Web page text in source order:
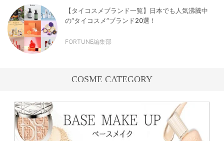
【タイコスメブランド一覧】日本でも人気沸騰中
の“タイコスメ”ブランド20選！
FORTUNE編集部
COSME CATEGORY